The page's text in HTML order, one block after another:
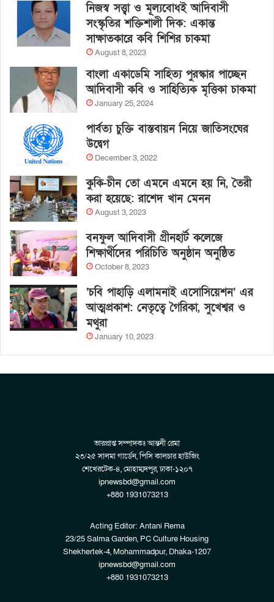
নিজস্ব সত্ত্বা ও মূল্যবোধই আদিবাসী
সংস্কৃতির শক্তিশালী দিক: একান্ত
সাক্ষাতকারে কবি শিশির চাকমা
August 8, 2023
বাংলা একাডেমি সাহিত্য পুরস্কার পাচ্ছেন
আদিবাসী কবি ও সাহিত্যিক মৃত্তিকা চাকমা
January 25, 2024
পার্বত্য চুক্তি বাস্তবায়ন নিয়ে জাতিসংঘের
উদ্বেগ
December 3, 2022
কুকি-চীন তো এমনে এমনে হয় নি, তৈরী
করা হয়েছে: রাশেদ খান মেনন
August 3, 2023
বনফুল আদিবাসী গ্রীনহার্ট কলেজে
শিক্ষার্থীদের পরিচিতি অনুষ্ঠান অনুষ্ঠিত
October 8, 2023
‘চবি পাহাড়ি এলামনাই এসোসিয়েশন’ এর
আত্মপ্রকাশ: নেতৃত্বে গৈরিকা, সুখেশ্বর ও
মথুরা
January 10, 2023
ভারপ্রাপ্ত সম্পাদকঃ আন্তনী রেমা
২৩/২৫ সালমা গার্ডেন, পিসি কালচার হাউজিং
শেখেরটেক-৪, মোহাম্মদপুর, ঢাকা-১২০৭
ipnewsbd@gmail.com
+880 1931073213
Acting Editor: Antani Rema
23/25 Salma Garden, PC Culture Housing
Shekhertek-4, Mohammadpur, Dhaka-1207
ipnewsbd@gmail.com
+880 1931073213